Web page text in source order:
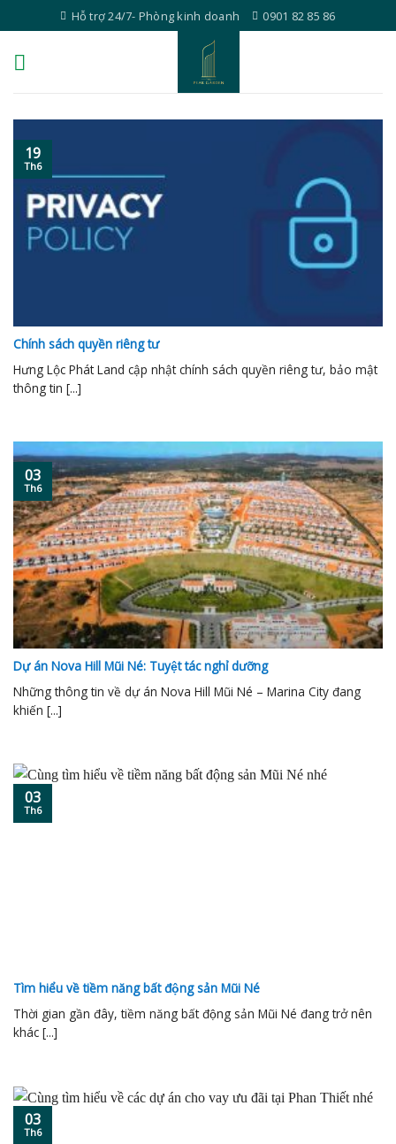
to
content
Hỗ trợ 24/7- Phòng kinh doanh 0901 82 85 86
Chính sách quyền riêng tư
Hưng Lộc Phát Land cập nhật chính sách quyền riêng tư, bảo mật
thông tin [...]
19
Th6
Dự án Nova Hill Mũi Né: Tuyệt tác nghỉ dưỡng
Những thông tin về dự án Nova Hill Mũi Né – Marina City đang
khiến [...]
03
Th6
Tìm hiểu về tiềm năng bất động sản Mũi Né
Thời gian gần đây, tiềm năng bất động sản Mũi Né đang trở nên
khác [...]
03
Th6
03
Th6